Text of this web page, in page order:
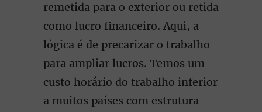
remetida para o exterior ou retida
como lucro financeiro. Aqui, a
lógica é de precarizar o trabalho
para ampliar lucros. Temos um
custo horário do trabalho inferior
a muitos países com estrutura